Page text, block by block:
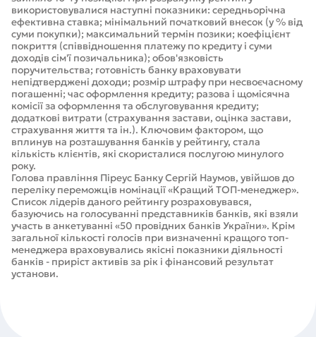
використовувалися наступні показники: середньорічна
ефективна ставка; мінімальний початковий внесок (у % від
суми покупки); максимальний термін позики; коефіцієнт
покриття (співвідношення платежу по кредиту і суми
доходів сім'ї позичальника); обов'язковість
поручительства; готовність банку враховувати
непідтверджені доходи; розмір штрафу при несвоєчасному
погашенні; час оформлення кредиту; разова і щомісячна
комісії за оформлення та обслуговування кредиту;
додаткові витрати (страхування застави, оцінка застави,
страхування життя та ін.). Ключовим фактором, що
вплинув на розташування банків у рейтингу, стала
кількість клієнтів, які скористалися послугою минулого
року.
Голова правління Піреус Банку Сергій Наумов, увійшов до
переліку переможців номінації «Кращий ТОП-менеджер».
Список лідерів даного рейтингу розраховувався,
базуючись на голосуванні представників банків, які взяли
участь в анкетуванні «50 провідних банків України». Крім
загальної кількості голосів при визначенні кращого топ-
менеджера враховувались якісні показники діяльності
банків - приріст активів за рік і фінансовий результат
установи.